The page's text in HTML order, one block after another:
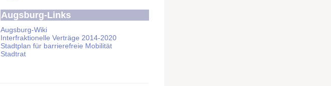
Augsburg-Links
Augsburg-Wiki
Interfraktionelle Verträge 2014-2020
Stadtplan für barrierefreie Mobilität
Stadtrat